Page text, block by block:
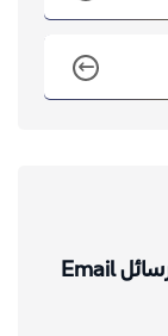
Email Deliverability: تحسين وصول رسائل Email